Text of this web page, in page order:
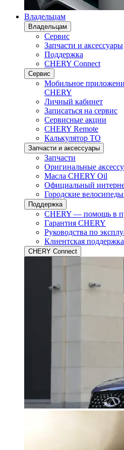
Владельцам
Владельцам
Сервис
Запчасти и аксессуары
Поддержка
CHERY Connect
Сервис
Мобильное
CHERY
Личный кабинет
Записаться на сервис
Сервисные акции
CHERY Remote
Калькулятор ТО
Запчасти и аксессуары
Запчасти
Оригинальные
Масла CHERY Oil
Официальный
Городские
Поддержка
CHERY — помощь в
Гарантия CHERY
Руководства по
Клиентская поддержка
CHERY Connect